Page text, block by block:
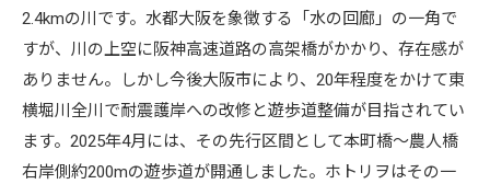
2.4kmの川です。水都大阪を象徴する「水の回廊」の一角で
すが、川の上空に阪神高速道路の高架橋がかかり、存在感が
ありません。しかし今後大阪市により、20年程度をかけて東
横堀川全川で耐震護岸への改修と遊歩道整備が目指されてい
ます。2025年4月には、その先行区間として本町橋～農人橋
右岸側約200mの遊歩道が開通しました。ホトリヲはその一